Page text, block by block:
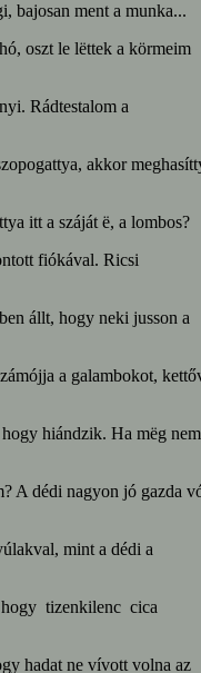
bajosan ment a munka...
oszt le lëttek a körmeim
Rádtestalom a
akkor
itt a száját ë, a lombos?
fiókával. Ricsi
állt, hogy neki jusson a
a galambokot,
hiándzik. Ha mëg nem
A dédi nagyon jó gazda
mint a dédi a
tizenkilenc cica
hadat ne vívott volna az